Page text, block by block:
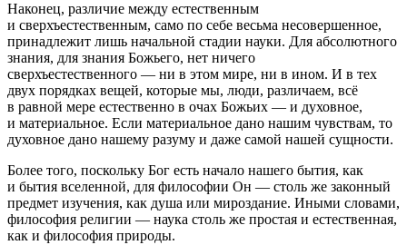
Наконец, различие между естественным
и сверхъестественным, само по себе весьма несовершенное,
принадлежит лишь начальной стадии науки. Для абсолютного
знания, для знания Божьего, нет ничего
сверхъестественного — ни в этом мире, ни в ином. И в тех
двух порядках вещей, которые мы, люди, различаем, всё
в равной мере естественно в очах Божьих — и духовное,
и материальное. Если материальное дано нашим чувствам, то
духовное дано нашему разуму и даже самой нашей сущности.
Более того, поскольку Бог есть начало нашего бытия, как
и бытия вселенной, для философии Он — столь же законный
предмет изучения, как душа или мироздание. Иными словами,
философия религии — наука столь же простая и естественная,
как и философия природы.